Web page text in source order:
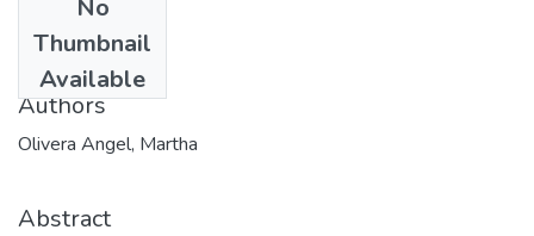
No
Thumbnail
Available
2005-04-20
Authors
Olivera Angel, Martha
Abstract